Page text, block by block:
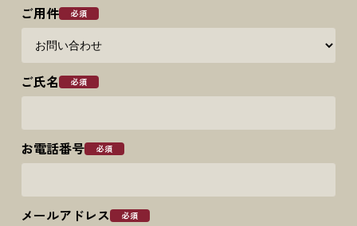
ご用件 必須
ご氏名 必須
お電話番号 必須
メールアドレス 必須